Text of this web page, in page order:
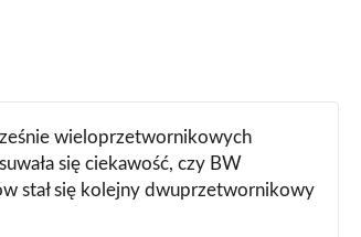
wieloprzetwornikowych
się ciekawość, czy BW
stał się kolejny dwuprzetwornikowy